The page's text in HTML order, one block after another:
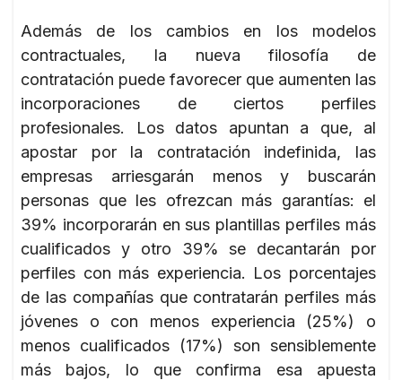
Además de los cambios en los modelos
contractuales, la nueva filosofía de
contratación puede favorecer que aumenten las
incorporaciones de ciertos perfiles
profesionales. Los datos apuntan a que, al
apostar por la contratación indefinida, las
empresas arriesgarán menos y buscarán
personas que les ofrezcan más garantías: el
39% incorporarán en sus plantillas perfiles más
cualificados y otro 39% se decantarán por
perfiles con más experiencia. Los porcentajes
de las compañías que contratarán perfiles más
jóvenes o con menos experiencia (25%) o
menos cualificados (17%) son sensiblemente
más bajos, lo que confirma esa apuesta